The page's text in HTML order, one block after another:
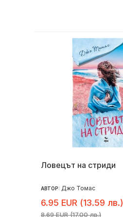
Ловецът на стриди
АВТОР: Джо Томас
6.95 EUR (13.59 лв.)
8.69 EUR (17.00 лв.)